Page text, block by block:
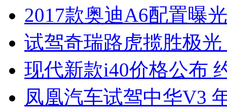
2017款奥迪A6配置曝
试驾奇瑞路虎揽胜极
现代新款i40价格公布
凤凰汽车试驾中华V3